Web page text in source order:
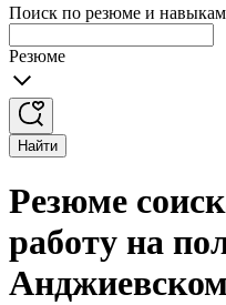
Поиск по резюме и навыкам
Резюме
Найти
Резюме
работу на
Анджиевском